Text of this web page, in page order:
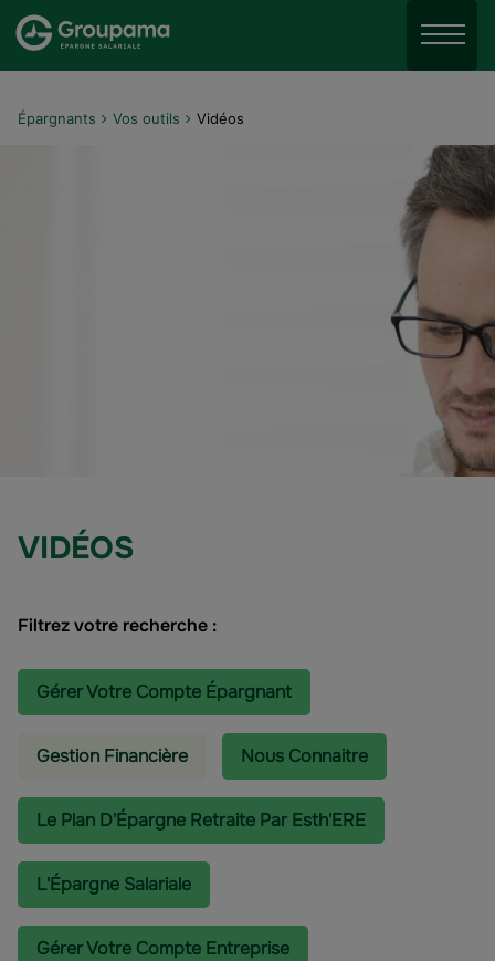
Aller au menu
Aller au contenu
Menu
Épargnants Vos outils Vidéos
VIDÉOS
Filtrez votre recherche :
Gérer Votre Compte Épargnant
Gestion Financière Nous Connaitre
Le Plan D'Épargne Retraite Par Esth'ERE
L'épargne Salariale
Gérer Votre Compte Entreprise